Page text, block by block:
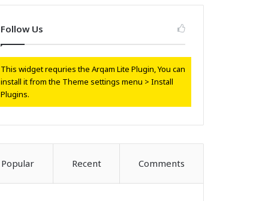
Follow Us
This widget requries the Arqam Lite Plugin, You can
install it from the Theme settings menu > Install
Plugins.
Popular Recent Comments